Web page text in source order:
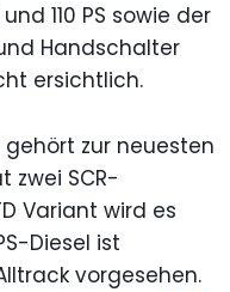
110 PS sowie der
Handschalter
ersichtlich.
gehört zur neuesten
zwei SCR-
Variant wird es
Diesel ist
vorgesehen.